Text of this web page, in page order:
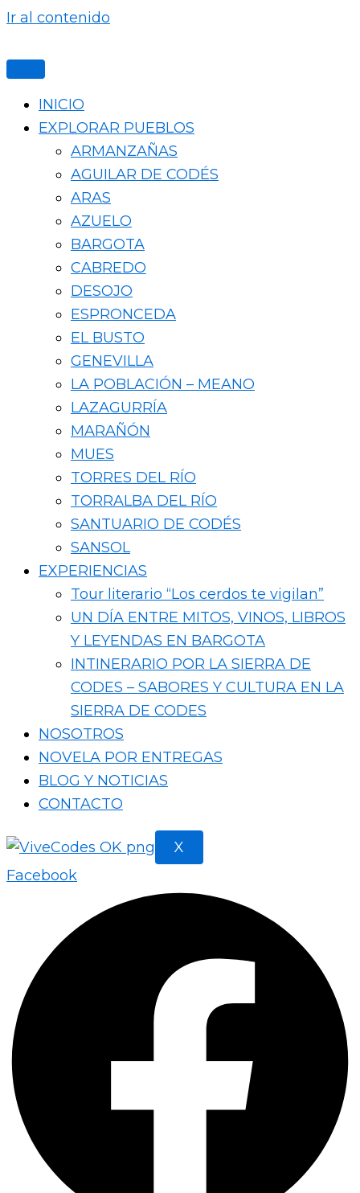
Ir al contenido
INICIO
EXPLORAR PUEBLOS
ARMANZAÑAS
AGUILAR DE CODÉS
ARAS
AZUELO
BARGOTA
CABREDO
DESOJO
ESPRONCEDA
EL BUSTO
GENEVILLA
LA POBLACIÓN – MEANO
LAZAGURRÍA
MARAÑÓN
MUES
TORRES DEL RÍO
TORRALBA DEL RÍO
SANTUARIO DE CODÉS
SANSOL
EXPERIENCIAS
Tour literario “Los cerdos te vigilan”
UN DÍA ENTRE MITOS, VINOS, LIBROS
Y LEYENDAS EN BARGOTA
INTINERARIO POR LA SIERRA DE
CODES – SABORES Y CULTURA EN LA
SIERRA DE CODES
NOSOTROS
NOVELA POR ENTREGAS
BLOG Y NOTICIAS
CONTACTO
X
Facebook